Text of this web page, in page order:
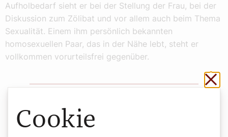
Aufholbedarf sieht er bei der Stellung der Frau, bei der
Diskussion zum Zölibat und vor allem auch beim Thema
Sexualität. Einem ihm persönlich bekannten
homosexuellen Paar, das in der Nähe lebt, steht er
vollkommen vorurteilsfrei gegenüber.
Günter Reitzi
Cookie